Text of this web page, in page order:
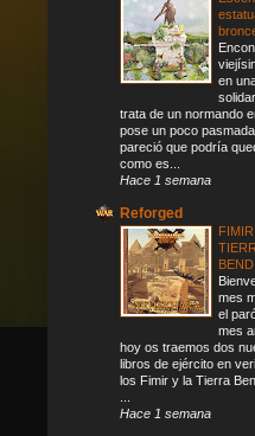
en
trata de un normando
pose un poco
pareció que podría
como es...
Hace 1 semana
Reforged
mes
el
mes
hoy os traemos dos
libros de ejército en
los Fimir y la Tierra
Hace 1 semana